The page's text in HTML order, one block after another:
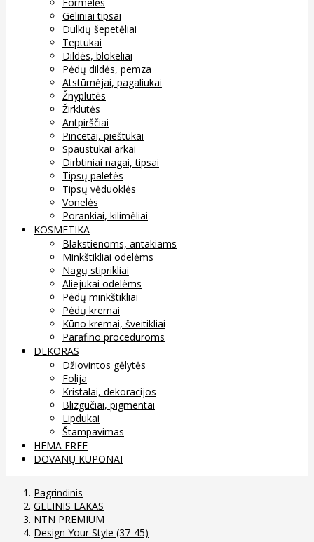
Geliniai tipsai
Dulkių šepetėliai
Teptukai
Dildės, blokeliai
Pėdų dildės, pemza
Atstūmėjai, pagaliukai
Žnyplutės
Žirklutės
Antpirščiai
Pincetai, pieštukai
Spaustukai arkai
Dirbtiniai nagai, tipsai
Tipsų paletės
Tipsų vėduoklės
Vonelės
Porankiai, kilimėliai
KOSMETIKA
Blakstienoms, antakiams
Minkštikliai odelėms
Nagų stiprikliai
Aliejukai odelėms
Pėdų minkštikliai
Pėdų kremai
Kūno kremai, šveitikliai
Parafino procedūroms
DEKORAS
Džiovintos gėlytės
Folija
Kristalai, dekoracijos
Blizgučiai, pigmentai
Lipdukai
Štampavimas
HEMA FREE
DOVANŲ KUPONAI
Pagrindinis
GELINIS LAKAS
NTN PREMIUM
Design Your Style (37-45)